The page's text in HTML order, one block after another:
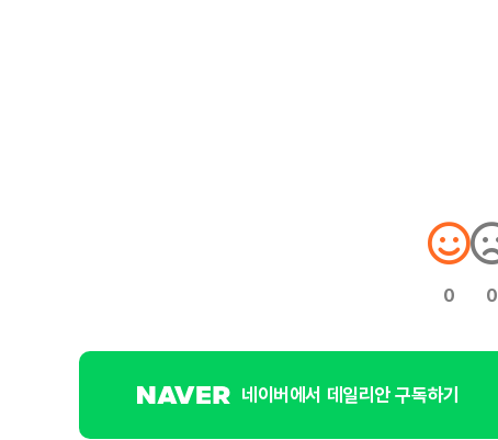
0 0
네이버에서 데일리안 구독하기